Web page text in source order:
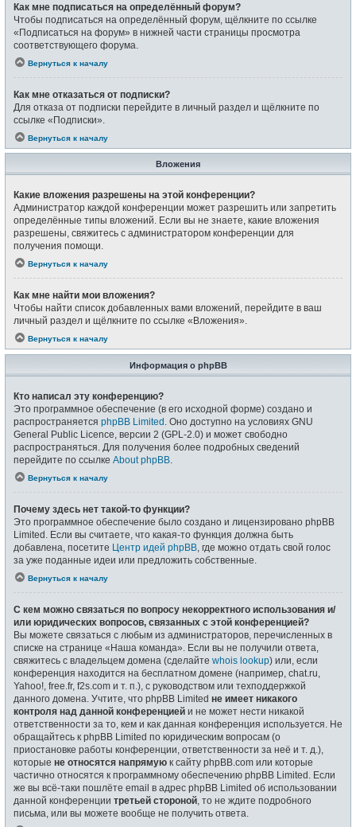
Как мне подписаться на определённый форум?
Чтобы подписаться на определённый форум, щёлкните по ссылке
«Подписаться на форум» в нижней части страницы просмотра
соответствующего форума.
Вернуться к началу
Как мне отказаться от подписки?
Для отказа от подписки перейдите в личный раздел и щёлкните по
ссылке «Подписки».
Вернуться к началу
Вложения
Какие вложения разрешены на этой конференции?
Администратор каждой конференции может разрешить или запретить
определённые типы вложений. Если вы не знаете, какие вложения
разрешены, свяжитесь с администратором конференции для
получения помощи.
Вернуться к началу
Как мне найти мои вложения?
Чтобы найти список добавленных вами вложений, перейдите в ваш
личный раздел и щёлкните по ссылке «Вложения».
Вернуться к началу
Информация о phpBB
Кто написал эту конференцию?
Это программное обеспечение (в его исходной форме) создано и
распространяется phpBB Limited . Оно доступно на условиях GNU
General Public Licence, версии 2 (GPL-2.0) и может свободно
распространяться. Для получения более подробных сведений
перейдите по ссылке About phpBB
Вернуться к началу
Почему здесь нет такой-то функции?
Это программное обеспечение было создано и лицензировано phpBB
Limited. Если вы считаете, что какая-то функция должна быть
добавлена, посетите Центр идей phpBB , где можно отдать свой голос
за уже поданные идеи или предложить собственные.
Вернуться к началу
С кем можно связаться по вопросу некорректного использования и/
или юридических вопросов, связанных с этой конференцией?
Вы можете связаться с любым из администраторов, перечисленных в
списке на странице «Наша команда». Если вы не получили ответа,
свяжитесь с владельцем домена (сделайте whois lookup) или, если
конференция находится на бесплатном домене (например, chat.ru,
Yahoo!, free.fr, f2s.com и т. п.), с руководством или техподдержкой
данного домена. Учтите, что phpBB Limited не имеет никакого
контроля над данной конференцией и не может нести никакой
ответственности за то, кем и как данная конференция используется. Не
обращайтесь к phpBB Limited по юридическим вопросам (о
приостановке работы конференции, ответственности за неё и т. д.),
которые не относятся напрямую к сайту phpBB.com или которые
частично относятся к программному обеспечению phpBB Limited. Если
же вы всё-таки пошлёте email в адрес phpBB Limited об использовании
данной конференции третьей стороной , то не ждите подробного
письма, или вы можете вообще не получить ответа.